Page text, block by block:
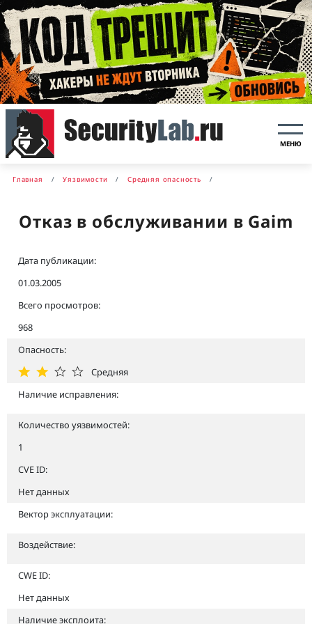
МЕНЮ
Главная Уязвимости Средняя опасность
Отказ в обслуживании в Gaim
Дата публикации:
01.03.2005
Всего просмотров:
968
Опасность:
Средняя
Наличие исправления:
Количество уязвимостей:
1
CVE ID:
Нет данных
Вектор эксплуатации:
Воздействие:
CWE ID:
Нет данных
Наличие эксплоита: